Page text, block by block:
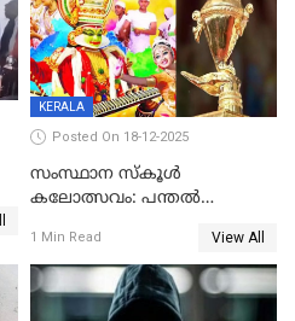
KERALA
Posted On 18-12-2025
സംസ്ഥാന സ്കൂൾ
കലോത്സവം: പന്തൽ
1 Min Read View All